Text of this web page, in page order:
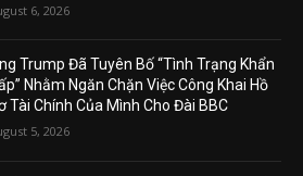
6, 2026
Trump Đã Tuyên Bố “Tình Trạng Khẩn
Nhằm Ngăn Chặn Việc Công Khai Hồ
Tài Chính Của Mình Cho Đài BBC
5, 2026